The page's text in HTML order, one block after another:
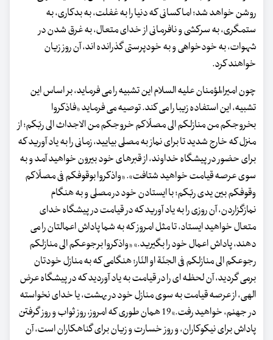
روشن خواهد شد؛ اما کسانی که دنیا را به غفلت، به بدکاری، به
ستمگری، به سرکشی و نافرمانی از خدای متعال، به غرق شدن در
شهوات، به خودخواهی و به خودپرستی گذرانده اند، آن روز زیان
خواهند کرد.
چون امیرالمؤمنان علیه السلام این تشبیه را می فرماید، بر اساس این
تشبیه، این استفاده زیبا را می کند. توصیه می فرماید «فاذکروا
بخروجکم من منازلکم الی مصلّاکم خروجکم من الاجداث الی ربّکم؛ از
منزل که خارج شدید تا برای نماز به مصلی بیایید، زمانی را به یاد آورید که
برای حضور در پیشگاه خداوند، از قبرهای خود بیرون خواهید آمد و به
سوی عرصه قیامت خواهید شتافت». «واذکروا بوقوفکم فی مصلّاکم
وقوفکم بین یدی ربّکم؛ با ایستادن خود در مصلی و به هنگام
نمازگزاردن، آن روزی را به یاد آورید که در قیامت در پیشگاه خدای
متعال خواهید ایستاد، تا مثل امروز که به شما پاداش اعمالتان را می
دهند، پاداش اعمال خود را بگیرید.» «واذکروا برجوعکم الی منازلکم
رجوعکم الی منازلکم فی الجنّة او النّار؛ هنگامی که به منازل خودتان
برمی گردید، آن لحظه ای را در قیامت به یاد آوردید که در پیشگاه عرض
الهی، از عرصه قیامت به سوی منازل خود در بهشت، یا خدای نخواسته
در جهنم، خواهید رفت.»19 همان طوری که امروز، روز ثواب و روز گرفتن
پاداش برای نیکوکاران، و روز خسارت و زیان برای گناهکاران است، آن